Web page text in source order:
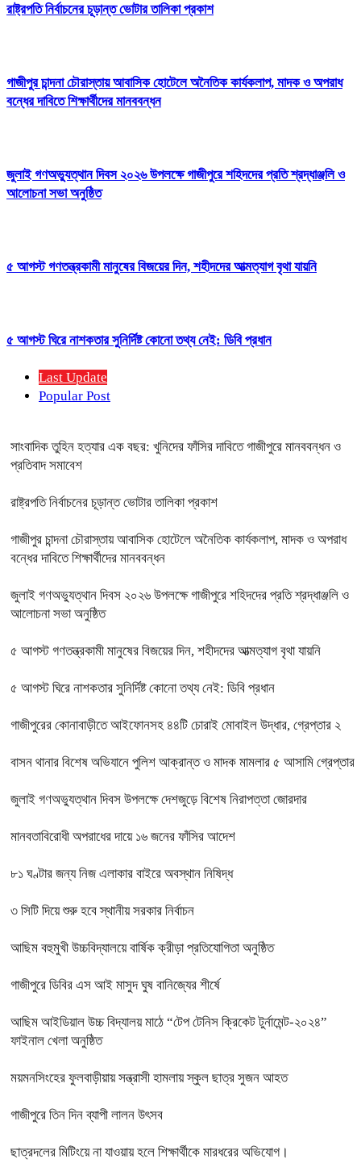
রাষ্ট্রপতি নির্বাচনের চূড়ান্ত ভোটার তালিকা প্রকাশ
গাজীপুর চান্দনা চৌরাস্তায় আবাসিক হোটেলে অনৈতিক কার্যকলাপ, মাদক ও অপরাধ
বন্ধের দাবিতে শিক্ষার্থীদের মানববন্ধন
জুলাই গণঅভ্যুত্থান দিবস ২০২৬ উপলক্ষে গাজীপুরে শহিদদের প্রতি শ্রদ্ধাঞ্জলি ও
আলোচনা সভা অনুষ্ঠিত
৫ আগস্ট গণতন্ত্রকামী মানুষের বিজয়ের দিন, শহীদদের আত্মত্যাগ বৃথা যায়নি
৫ আগস্ট ঘিরে নাশকতার সুনির্দিষ্ট কোনো তথ্য নেই: ডিবি প্রধান
Last Update
Popular Post
সাংবাদিক তুহিন হত্যার এক বছর: খুনিদের ফাঁসির দাবিতে গাজীপুরে মানববন্ধন ও
প্রতিবাদ সমাবেশ
রাষ্ট্রপতি নির্বাচনের চূড়ান্ত ভোটার তালিকা প্রকাশ
গাজীপুর চান্দনা চৌরাস্তায় আবাসিক হোটেলে অনৈতিক কার্যকলাপ, মাদক ও অপরাধ
বন্ধের দাবিতে শিক্ষার্থীদের মানববন্ধন
জুলাই গণঅভ্যুত্থান দিবস ২০২৬ উপলক্ষে গাজীপুরে শহিদদের প্রতি শ্রদ্ধাঞ্জলি ও
আলোচনা সভা অনুষ্ঠিত
৫ আগস্ট গণতন্ত্রকামী মানুষের বিজয়ের দিন, শহীদদের আত্মত্যাগ বৃথা যায়নি
৫ আগস্ট ঘিরে নাশকতার সুনির্দিষ্ট কোনো তথ্য নেই: ডিবি প্রধান
গাজীপুরের কোনাবাড়ীতে আইফোনসহ ৪৪টি চোরাই মোবাইল উদ্ধার, গ্রেপ্তার ২
বাসন থানার বিশেষ অভিযানে পুলিশ আক্রান্ত ও মাদক মামলার ৫ আসামি গ্রেপ্তার
জুলাই গণঅভ্যুত্থান দিবস উপলক্ষে দেশজুড়ে বিশেষ নিরাপত্তা জোরদার
মানবতাবিরোধী অপরাধের দায়ে ১৬ জনের ফাঁসির আদেশ
৮১ ঘণ্টার জন্য নিজ এলাকার বাইরে অবস্থান নিষিদ্ধ
৩ সিটি দিয়ে শুরু হবে স্থানীয় সরকার নির্বাচন
আছিম বহুমুখী উচ্চবিদ্যালয়ে বার্ষিক ক্রীড়া প্রতিযোগিতা অনুষ্ঠিত
গাজীপুরে ডিবির এস আই মাসুদ ঘুষ বানিজ্যের শীর্ষে
আছিম আইডিয়াল উচ্চ বিদ্যালয় মাঠে “টেপ টেনিস ক্রিকেট টুর্নামেন্ট-২০২৪”
ফাইনাল খেলা অনুষ্ঠিত
ময়মনসিংহের ফুলবাড়ীয়ায় সন্ত্রাসী হামলায় স্কুল ছাত্র সুজন আহত
গাজীপুরে তিন দিন ব্যাপী লালন উৎসব
ছাত্রদলের মিটিংয়ে না যাওয়ায় হলে শিক্ষার্থীকে মারধরের অভিযোগ।